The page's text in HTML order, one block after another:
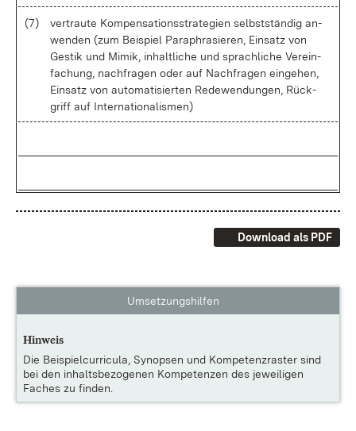
(7)
ver­trau­te Kom­pen­sa­ti­ons­stra­te­gi­en selbst­stän­dig an­
wen­den (zum Bei­spiel Pa­ra­phra­sie­ren, Ein­satz von
Ges­tik und Mi­mik, in­halt­li­che und sprach­li­che Ver­ein­
fa­chung, nach­fra­gen oder auf Nach­fra­gen ein­ge­hen,
Ein­satz von au­to­ma­ti­sier­ten Re­de­wen­dun­gen, Rück­
griff auf In­ter­na­tio­na­lis­men)
Download als PDF
Umsetzungshilfen
Hinweis
Die Beispielcurricula, Synopsen und Kompetenzraster sind
bei den inhaltsbezogenen Kompetenzen des jeweiligen
Faches zu finden.